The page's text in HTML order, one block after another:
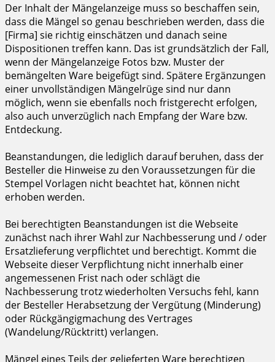
Der Inhalt der Mängelanzeige muss so beschaffen sein,
dass die Mängel so genau beschrieben werden, dass die
[Firma] sie richtig einschätzen und danach seine
Dispositionen treffen kann. Das ist grundsätzlich der Fall,
wenn der Mängelanzeige Fotos bzw. Muster der
bemängelten Ware beigefügt sind. Spätere Ergänzungen
einer unvollständigen Mängelrüge sind nur dann
möglich, wenn sie ebenfalls noch fristgerecht erfolgen,
also auch unverzüglich nach Empfang der Ware bzw.
Entdeckung.
Beanstandungen, die lediglich darauf beruhen, dass der
Besteller die Hinweise zu den Voraussetzungen für die
Stempel Vorlagen nicht beachtet hat, können nicht
erhoben werden.
Bei berechtigten Beanstandungen ist die Webseite
zunächst nach ihrer Wahl zur Nachbesserung und / oder
Ersatzlieferung verpflichtet und berechtigt. Kommt die
Webseite dieser Verpflichtung nicht innerhalb einer
angemessenen Frist nach oder schlägt die
Nachbesserung trotz wiederholten Versuchs fehl, kann
der Besteller Herabsetzung der Vergütung (Minderung)
oder Rückgängigmachung des Vertrages
(Wandelung/Rücktritt) verlangen.
Mängel eines Teils der gelieferten Ware berechtigen